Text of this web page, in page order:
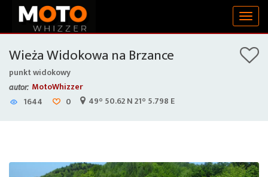
Wieża Widokowa na Brzance
punkt widokowy
autor: MotoWhizzer
1644
0 49° 50.62 N 21° 5.798 E